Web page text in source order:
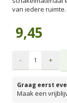
van iedere ruimte.
9,45
- +
Graag eerst
Maak een